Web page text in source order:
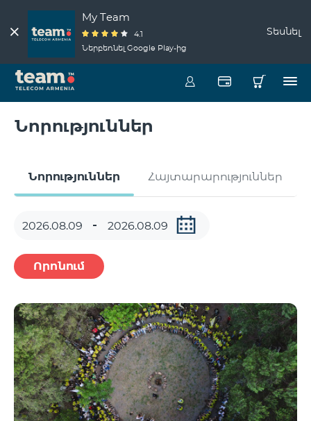
My Team
4.1
Ներբեռնել Google Play-ից
Տեսնել
Նորություններ
Նորություններ Հայտարարություններ
Որոնում